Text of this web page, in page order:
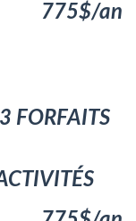
775$/an
3 FORFAITS